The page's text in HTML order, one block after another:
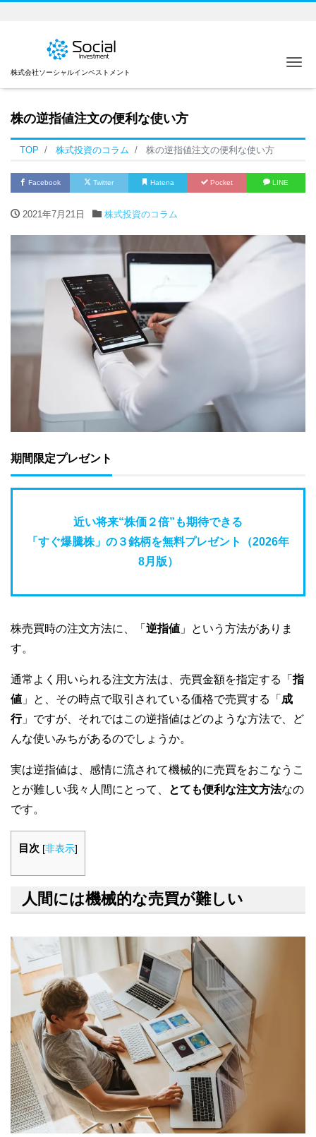
株式会社ソーシャルインベストメント
株の逆指値注文の便利な使い方
TOP 株式投資のコラム 株の逆指値注文の便利な使い方
Facebook Twitter Hatena Pocket LINE
2021年7月21日 株式投資のコラム
期間限定プレゼント
近い将来“株価２倍”も期待できる
「すぐ爆騰株」の３銘柄を無料プレゼント（2026年
8月版）
株売買時の注文方法に、「 逆指値 」という方法がありま
す。
通常よく用いられる注文方法は、売買金額を指定する「指
値 」と、その時点で取引されている価格で売買する「 成
行」ですが、それではこの逆指値はどのような方法で、ど
んな使いみちがあるのでしょうか。
実は逆指値は、感情に流されて機械的に売買をおこなうこ
とが難しい我々人間にとって、
とても便利な注文方法なの
です。
目次 [非表示]
人間には機械的な売買が難しい